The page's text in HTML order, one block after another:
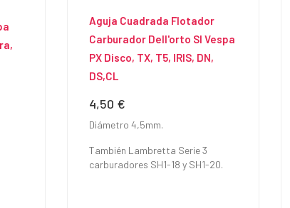
Aguja Cuadrada Flotador
Carburador Dell'orto SI Vespa
PX Disco, TX, T5, IRIS, DN,
DS,CL
Precio
4,50 €
Diámetro 4,5mm.
También Lambretta Serie 3
carburadores SH1-18 y SH1-20.